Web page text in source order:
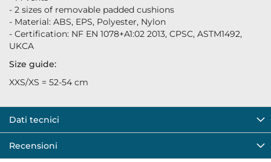
- 2 sizes of removable padded cushions
- Material: ABS, EPS, Polyester, Nylon
- Certification: NF EN 1078+A1:02 2013, CPSC, ASTM1492,
UKCA
Size guide:
XXS/XS = 52-54 cm
Dati tecnici
Recensioni